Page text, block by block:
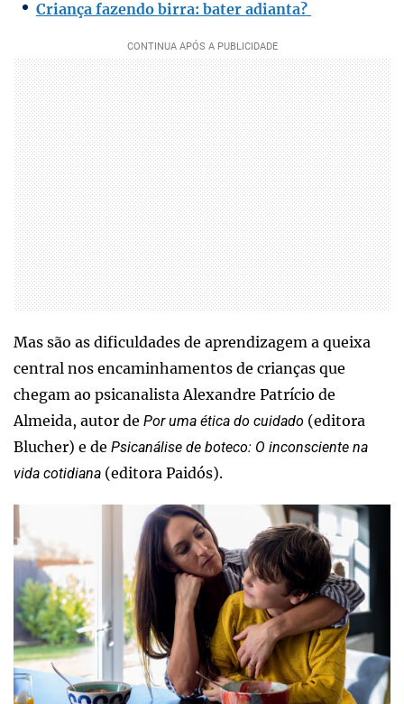
Criança fazendo birra: bater adianta?
Mas são as dificuldades de aprendizagem a queixa
central nos encaminhamentos de crianças que
chegam ao psicanalista Alexandre Patrício de
Almeida, autor de Por uma ética do cuidado (editora
Blucher) e de Psicanálise de boteco: O inconsciente na
vida cotidiana (editora Paidós).